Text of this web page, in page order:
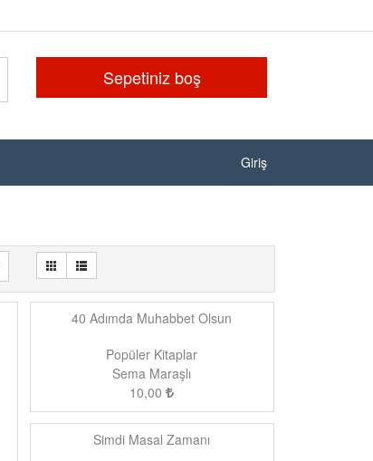
Sepetiniz boş
Giriş
40 Adımda Muhabbet Olsun
Popüler Kitaplar
Sema Maraşlı
10,00
Simdi Masal Zamanı